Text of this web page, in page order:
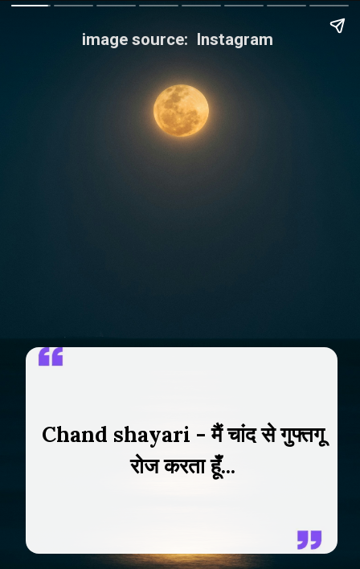
Chand shayari - मैं चांद से गुफ्तगू
रोज करता हूँ...
image source: Instagram